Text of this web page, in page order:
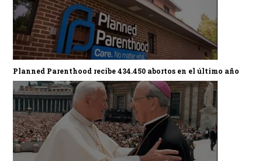
Planned Parenthood recibe 434.450 abortos en el último año